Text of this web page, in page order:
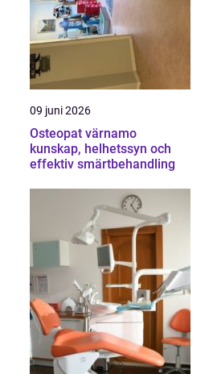
09 juni 2026
Osteopat värnamo
kunskap, helhetssyn och
effektiv smärtbehandling